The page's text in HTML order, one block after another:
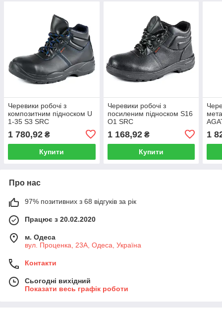
Черевики робочі з
композитним підноском U
1-35 S3 SRC
1 780,92 ₴
Купити
Черевики робочі з
посиленим підноском S16
O1 SRC
1 168,92₴
Купити
1
Про нас
97% позитивних з 68 відгуків за рік
Працює з 20.02.2020
м. Одеса
вул. Проценка, 23А, Одеса, Україна
Контакти
Сьогодні вихідний
Показати весь графік роботи